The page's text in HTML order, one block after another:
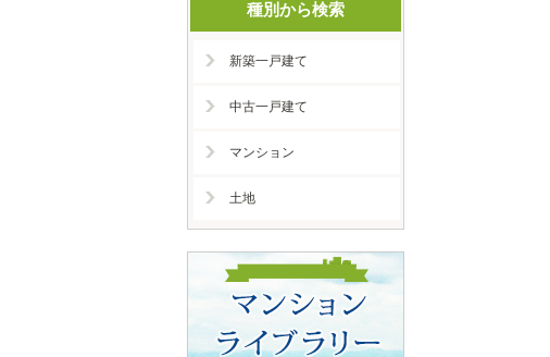
種別から検索
新築一戸建て
中古一戸建て
マンション
土地